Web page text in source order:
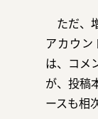
ただ、
アカウン
は、コメ
が、投稿
ースも相